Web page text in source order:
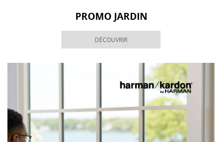
PROMO JARDIN
DÉCOUVRIR